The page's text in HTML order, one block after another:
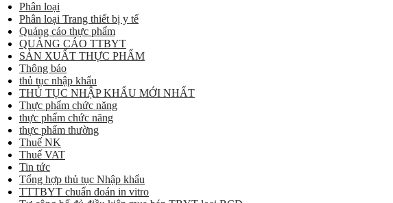
Phân loại
Phân loại Trang thiết bị y tế
Quảng cáo thực phẩm
QUẢNG CÁO TTBYT
SẢN XUẤT THỰC PHẨM
Thông báo
thủ tục nhập khẩu
THỦ TỤC NHẬP KHẨU MỚI NHẤT
Thực phẩm chức năng
thực phẩm chức năng
thực phẩm thường
Thuế NK
Thuế VAT
Tin tức
Tổng hợp thủ tục Nhập khẩu
TTTBYT chuẩn đoán in vitro